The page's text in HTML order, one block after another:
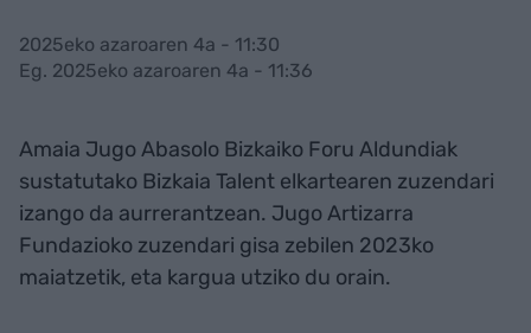
2025eko azaroaren 4a - 11:30
Eg. 2025eko azaroaren 4a - 11:36
Amaia Jugo Abasolo Bizkaiko Foru Aldundiak
sustatutako Bizkaia Talent elkartearen zuzendari
izango da aurrerantzean. Jugo Artizarra
Fundazioko zuzendari gisa zebilen 2023ko
maiatzetik, eta kargua utziko du orain.